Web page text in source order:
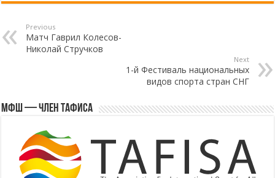
Previous
Матч Гаврил Колесов-
Николай Стручков
Next
1-й Фестиваль национальных
видов спорта стран СНГ
МФШ — член ТАФИСА